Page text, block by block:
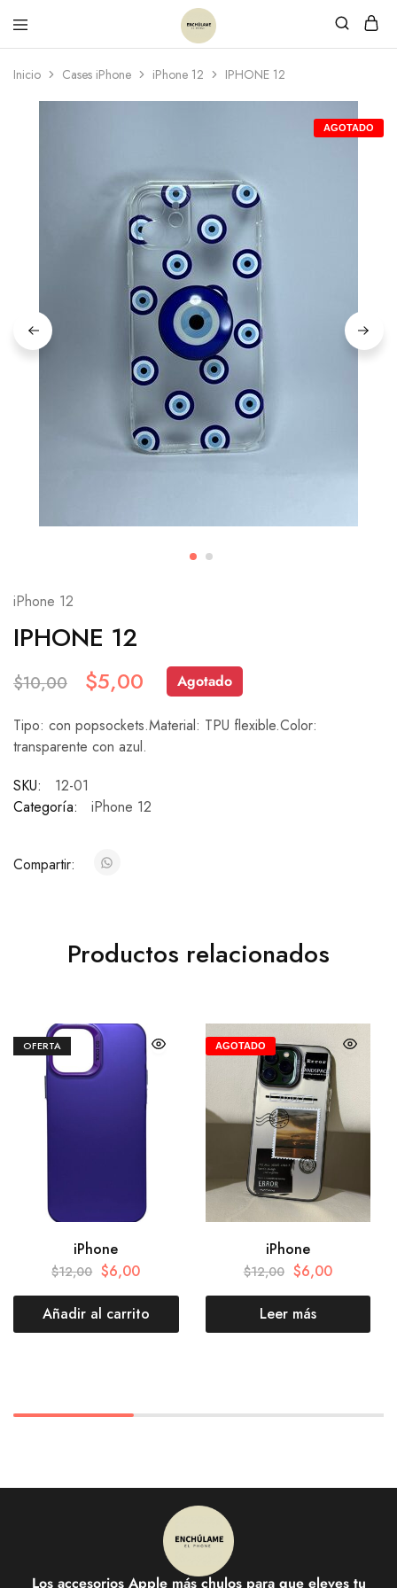
Inicio Cases iPhone iPhone 12 IPHONE 12
AGOTADO
iPhone 12
IPHONE 12
$10,00 $5,00 Agotado
Tipo: con popsockets.Material: TPU flexible.Color:
transparente con azul.
SKU:
12-01
Categoría:
iPhone 12
Compartir:
Productos relacionados
OFERTA
iPhone
$12,00 $6,00
Añadir al carrito
AGOTADO
iPhone
$12,00 $6,00
Leer más
Los accesorios Apple más chulos para que eleves tu